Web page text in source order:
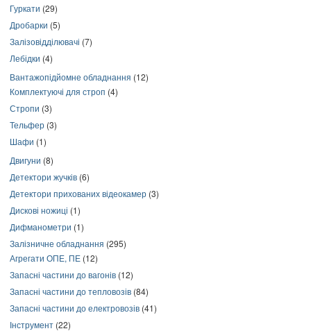
Гуркати (29)
Дробарки (5)
Залізовідділювачі (7)
Лебідки (4)
Вантажопідйомне обладнання (12)
Комплектуючі для строп (4)
Стропи (3)
Тельфер (3)
Шафи (1)
Двигуни (8)
Детектори жучків (6)
Детектори прихованих відеокамер (3)
Дискові ножиці (1)
Дифманометри (1)
Залізничне обладнання (295)
Агрегати ОПЕ, ПЕ (12)
Запасні частини до вагонів (12)
Запасні частини до тепловозів (84)
Запасні частини до електровозів (41)
Інструмент (22)